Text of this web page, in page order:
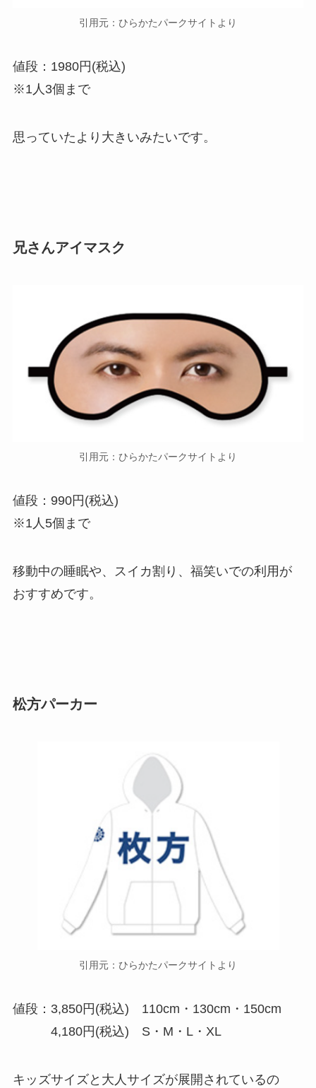
引用元：ひらかたパークサイトより
値段：1980円(税込)
※1人3個まで
思っていたより大きいみたいです。
兄さんアイマスク
引用元：ひらかたパークサイトより
値段：990円(税込)
※1人5個まで
移動中の睡眠や、スイカ割り、福笑いでの利用が
おすすめです。
松方パーカー
引用元：ひらかたパークサイトより
値段：3,850円(税込) 110cm・130cm・150cm
4,180円(税込) S・M・L・XL
キッズサイズと大人サイズが展開されているの